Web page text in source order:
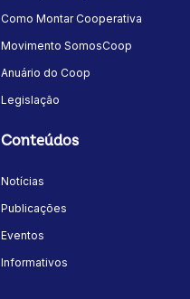
Como Montar Cooperativa
Movimento SomosCoop
Anuário do Coop
Legislação
Conteúdos
Notícias
Publicações
Eventos
Informativos